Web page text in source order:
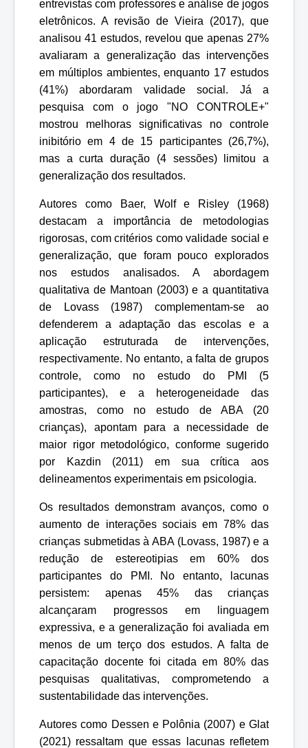
entrevistas com professores e análise de jogos
eletrônicos. A revisão de Vieira (2017), que
analisou 41 estudos, revelou que apenas 27%
avaliaram a generalização das intervenções
em múltiplos ambientes, enquanto 17 estudos
(41%) abordaram validade social. Já a
pesquisa com o jogo "NO CONTROLE+"
mostrou melhoras significativas no controle
inibitório em 4 de 15 participantes (26,7%),
mas a curta duração (4 sessões) limitou a
generalização dos resultados.
Autores como Baer, Wolf e Risley (1968)
destacam a importância de metodologias
rigorosas, com critérios como validade social e
generalização, que foram pouco explorados
nos estudos analisados. A abordagem
qualitativa de Mantoan (2003) e a quantitativa
de Lovass (1987) complementam-se ao
defenderem a adaptação das escolas e a
aplicação estruturada de intervenções,
respectivamente. No entanto, a falta de grupos
controle, como no estudo do PMI (5
participantes), e a heterogeneidade das
amostras, como no estudo de ABA (20
crianças), apontam para a necessidade de
maior rigor metodológico, conforme sugerido
por Kazdin (2011) em sua crítica aos
delineamentos experimentais em psicologia.
Os resultados demonstram avanços, como o
aumento de interações sociais em 78% das
crianças submetidas à ABA (Lovass, 1987) e a
redução de estereotipias em 60% dos
participantes do PMI. No entanto, lacunas
persistem: apenas 45% das crianças
alcançaram progressos em linguagem
expressiva, e a generalização foi avaliada em
menos de um terço dos estudos. A falta de
capacitação docente foi citada em 80% das
pesquisas qualitativas, comprometendo a
sustentabilidade das intervenções.
Autores como Dessen e Polônia (2007) e Glat
(2021) ressaltam que essas lacunas refletem